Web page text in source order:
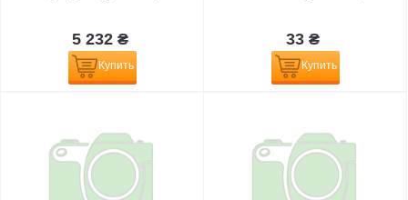
5 232 ₴
Купить
33 ₴
Купить